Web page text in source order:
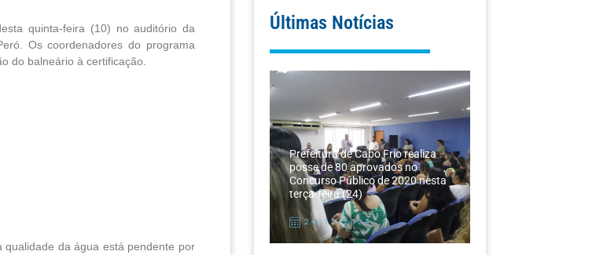
quinta-feira (10) no auditório da
Os coordenadores do programa
do balneário à certificação.
qualidade da água está pendente por
Últimas Notícias
Prefeitura de Cabo Frio realiza
posse de 80 aprovados no
Concurso Público de 2020 nesta
terça-feira (24)
24/12/2024